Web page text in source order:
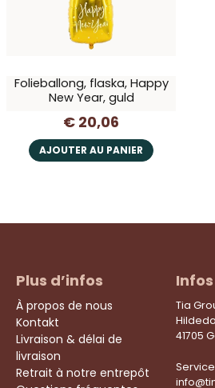
Envoyer la
Folieballong, flaska, Happy
New Year, guld
€ 20,06
AJOUTER AU PANIER
Plus d’infos
À propos de nous
Kontakt
Livraison & délai de
livraison
Retrait à notre entrepôt
Tia
41705